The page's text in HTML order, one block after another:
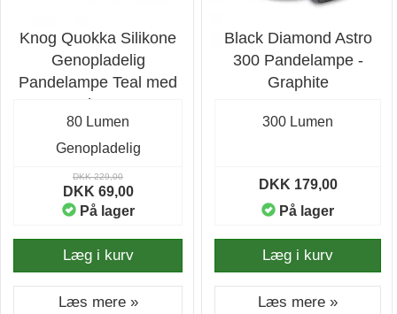
Knog Quokka Silikone
Genopladelig
Pandelampe Teal med
80 lumen
80 Lumen
Genopladelig
DKK 229,00
DKK 69,00
På lager
Læg i kurv
Læs mere »
Black Diamond Astro
300 Pandelampe -
Graphite
300 Lumen
DKK 179,00
På lager
Læg i kurv
Læs mere »